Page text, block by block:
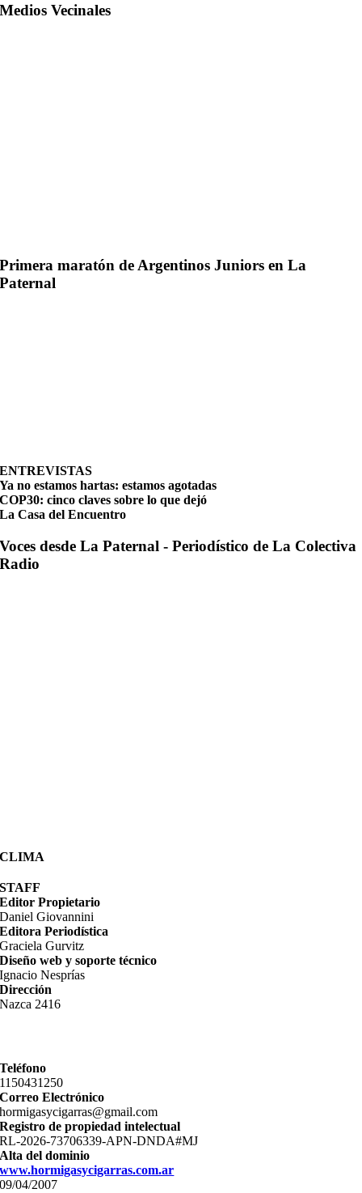
Medios Vecinales
Primera maratón de Argentinos Juniors en La
Paternal
ENTREVISTAS
Ya no estamos hartas: estamos agotadas
COP30: cinco claves sobre lo que dejó
La Casa del Encuentro
Voces desde La Paternal - Periodístico de La Colectiva
Radio
CLIMA
STAFF
Editor Propietario
Daniel Giovannini
Editora Periodística
Graciela Gurvitz
Diseño web y soporte técnico
Ignacio Nesprías
Dirección
Nazca 2416
Teléfono
11­50431250
Correo Electrónico
hormigasycigarras@gmail.com
Registro de propiedad intelectual
RL-2026-73706339-APN-DNDA#MJ
Alta del dominio
www.hormigasycigarras.com.ar
09/04/2007